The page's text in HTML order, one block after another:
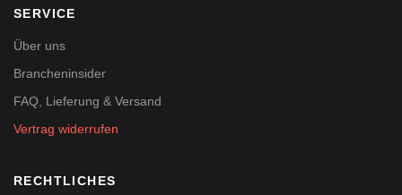
SERVICE
Über uns
Brancheninsider
FAQ, Lieferung & Versand
Vertrag widerrufen
RECHTLICHES